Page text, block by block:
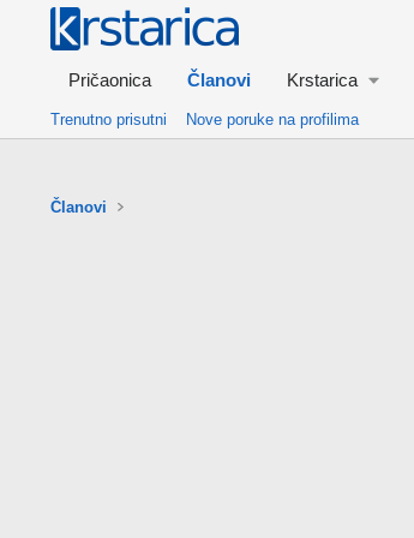
Pričaonica Članovi Krstarica
Trenutno prisutni Nove poruke na profilima
Članovi